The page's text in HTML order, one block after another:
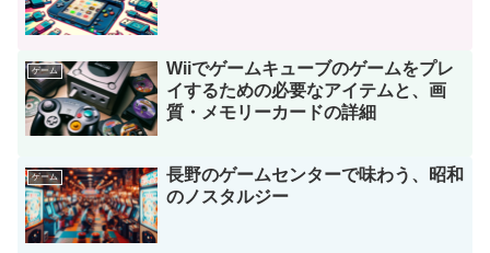
ゲーム
Wiiでゲームキューブのゲームをプレ
イするための必要なアイテムと、画
質・メモリーカードの詳細
ゲーム
長野のゲームセンターで味わう、昭和
のノスタルジー